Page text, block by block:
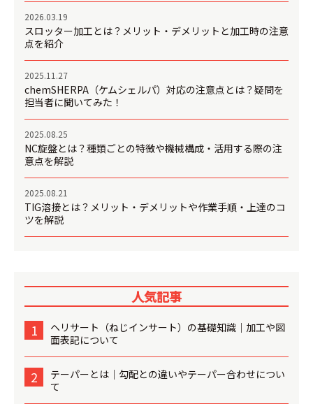
2026.03.19
スロッター加工とは？メリット・デメリットと加工時の注意
点を紹介
2025.11.27
chemSHERPA（ケムシェルパ）対応の注意点とは？疑問を
担当者に聞いてみた！
2025.08.25
NC旋盤とは？種類ごとの特徴や機械構成・活用する際の注
意点を解説
2025.08.21
TIG溶接とは？メリット・デメリットや作業手順・上達のコ
ツを解説
人気記事
1
ヘリサート（ねじインサート）の基礎知識│加工や図
面表記について
2
テーパーとは│勾配との違いやテーパー合わせについ
て